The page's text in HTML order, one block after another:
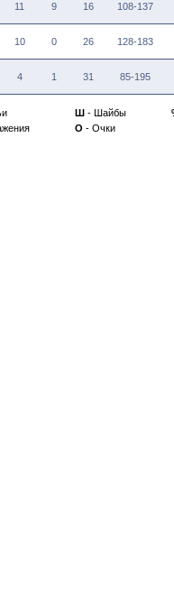
11 9 16 108-137
10 0 26 128-183
4 1 31 85-195
Ш - Шайбы
О - Очки